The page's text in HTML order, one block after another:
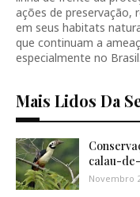
ações de preservação,
em seus habitats
que continuam a
especialmente no Brasil.
Mais Lidos Da
calau-
Novembro